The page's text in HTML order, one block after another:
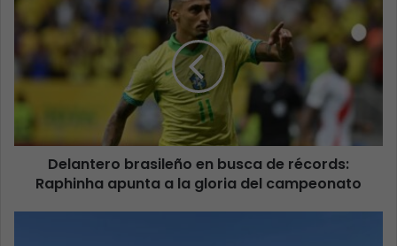
Delantero brasileño en busca de récords:
Raphinha apunta a la gloria del campeonato